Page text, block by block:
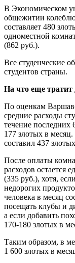
В Экономическом
общежитии
составляет 480
одноместной
(862 руб.).
Все студенческие
студентов страны.
На что еще тратит
По оценкам
средние расходы
течение последних
177 злотых в
составил 437
После оплаты
расходов остается
(335 руб.), хотя,
недорогих
человека в месяц
посещать клубы и
а если добавить
170-180 злотых в
Таким образом, в
1 600 злотых в